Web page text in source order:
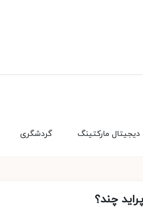
گردشگری دیجیتال مارکتینگ
چند؟